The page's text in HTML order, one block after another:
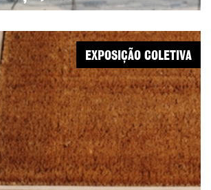
EXPOSIÇÃO COLETIVA